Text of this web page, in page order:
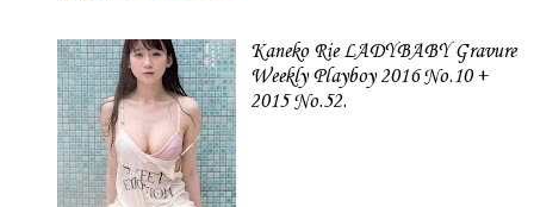
Kaneko Rie LADYBABY Gravure
Weekly Playboy 2016 No.10 +
2015 No.52.